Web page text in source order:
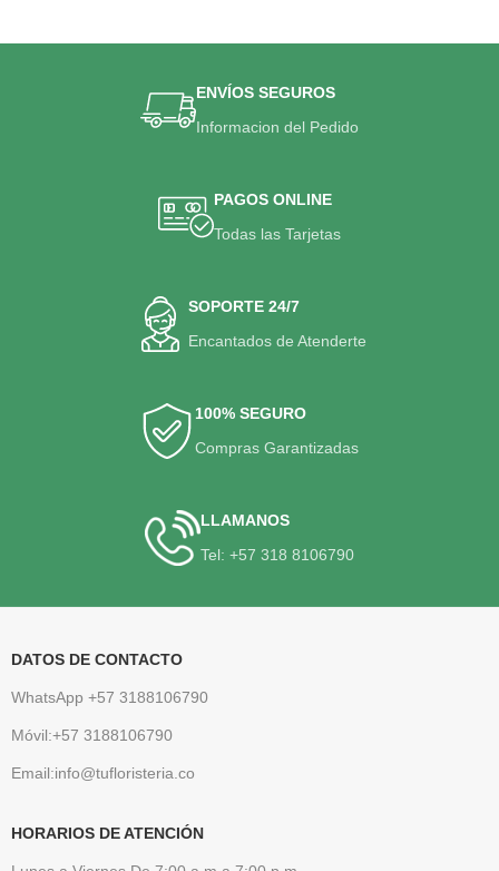
ENVÍOS SEGUROS
Informacion del Pedido
PAGOS ONLINE
Todas las Tarjetas
SOPORTE 24/7
Encantados de Atenderte
100% SEGURO
Compras Garantizadas
LLAMANOS
Tel: +57 318 8106790
DATOS DE CONTACTO
WhatsApp +57 3188106790
Móvil:+57 3188106790
Email:info@tufloristeria.co
HORARIOS DE ATENCIÓN